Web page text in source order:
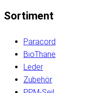
Sortiment
Paracord
BioThane
Leder
Zubehör